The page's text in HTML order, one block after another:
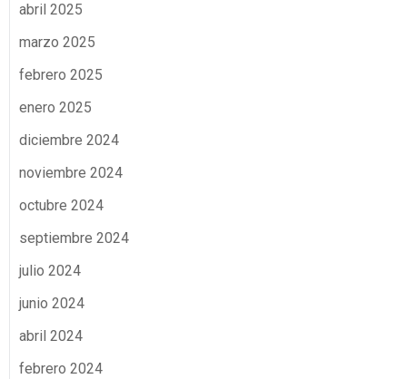
abril 2025
marzo 2025
febrero 2025
enero 2025
diciembre 2024
noviembre 2024
octubre 2024
septiembre 2024
julio 2024
junio 2024
abril 2024
febrero 2024